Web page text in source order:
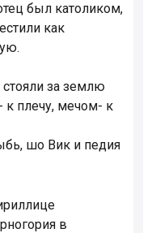
был католиком,
как
стояли за землю
плечу, мечом- к
шо Вик и педия
в